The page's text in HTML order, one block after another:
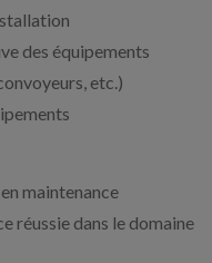
des équipements
etc.)
maintenance
réussie dans le domaine